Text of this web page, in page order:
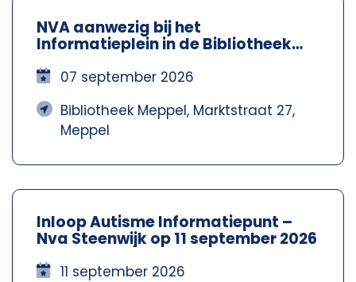
NVA aanwezig bij het
Informatieplein in de Bibliotheek
Meppel
07 september 2026
Bibliotheek Meppel, Marktstraat 27,
Meppel
Inloop Autisme Informatiepunt –
Nva Steenwijk op 11 september 2026
11 september 2026